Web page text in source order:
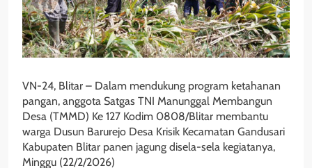
VN-24, Blitar – Dalam mendukung program ketahanan
pangan, anggota Satgas TNI Manunggal Membangun
Desa (TMMD) Ke 127 Kodim 0808/Blitar membantu
warga Dusun Barurejo Desa Krisik Kecamatan Gandusari
Kabupaten Blitar panen jagung disela-sela kegiatanya,
Minggu (22/2/2026)